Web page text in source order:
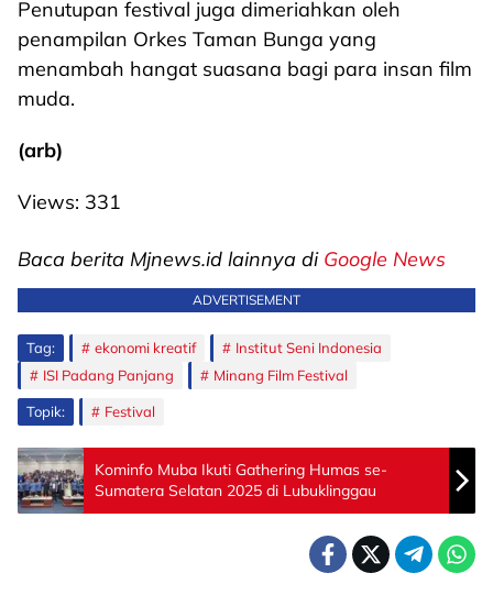
Penutupan festival juga dimeriahkan oleh
penampilan Orkes Taman Bunga yang
menambah hangat suasana bagi para insan film
muda.
(arb)
Views: 331
Baca berita Mjnews.id lainnya di Google News
ADVERTISEMENT
Tag: ekonomi kreatif
Institut Seni Indonesia
ISI Padang Panjang
Minang Film Festival
Topik: Festival
Kominfo Muba Ikuti Gathering Humas se-
Sumatera Selatan 2025 di Lubuklinggau